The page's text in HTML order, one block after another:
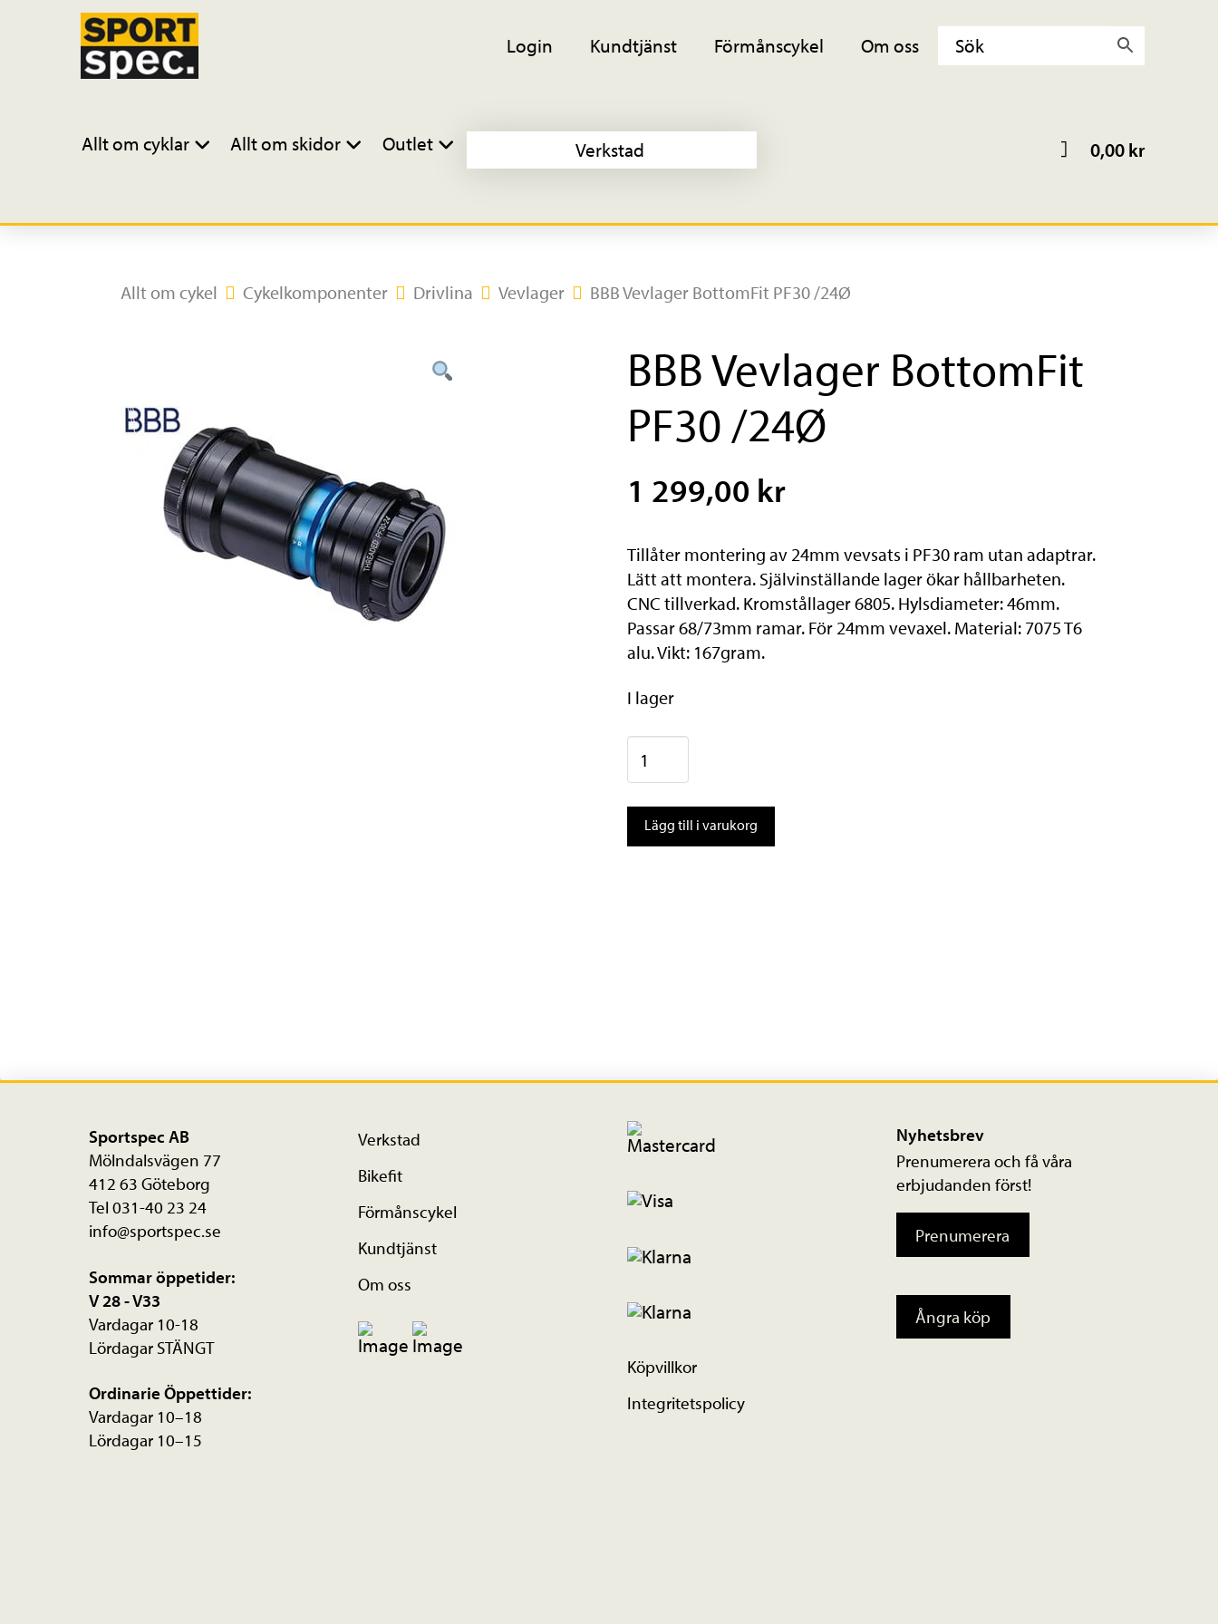
Login Kundtjänst Förmånscykel Om oss
Allt om cyklar Allt om skidor Outlet Verkstad 0,00kr
Allt om cykel Cykelkomponenter Drivlina Vevlager BBB Vevlager BottomFit PF30 /24Ø
BBB Vevlager BottomFit
PF30 /24Ø
1 299,00 kr
Tillåter montering av 24mm vevsats i PF30 ram utan adaptrar.
Lätt att montera. Självinställande lager ökar hållbarheten.
CNC tillverkad. Kromstållager 6805. Hylsdiameter: 46mm.
Passar 68/73mm ramar. För 24mm vevaxel. Material: 7075 T6
alu. Vikt: 167gram.
I lager
BBB
Vevlager
BottomFit
PF30
Lägg till i varukorg
Sportspec AB
Mölndalsvägen 77
412 63 Göteborg
Tel 031-40 23 24
info@sportspec.se
Sommar öppetider:
V 28 - V33
Vardagar 10-18
Lördagar STÄNGT
Ordinarie Öppettider:
Vardagar 10–18
Lördagar 10–15
Verkstad
Bikefit
Förmånscykel
Kundtjänst
Om oss
Köpvillkor
Integritetspolicy
Nyhetsbrev
Prenumerera och få våra
erbjudanden först!
Prenumerera
Ångra köp